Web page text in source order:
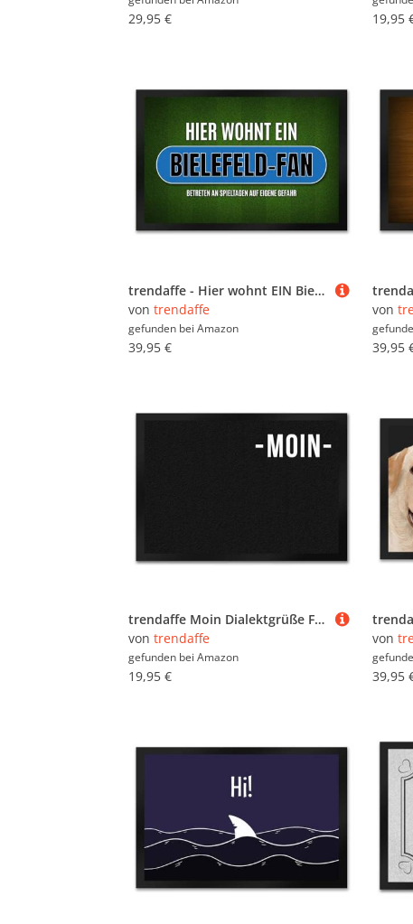
29,95 € 19,95
trendaffe - Hier wohnt EIN Bielefeld-Fan Fußmatte XXL mit Rasen Motiv
von trendaffe
gefunden bei Amazon
39,95 €
von
39,95
trendaffe Moin Dialektgrüße Fußmatte Dialekt Begrüßung Gruß Haustüre Wohnungstüre Türe Tür
von trendaffe
gefunden bei Amazon
19,95 €
von
39,95